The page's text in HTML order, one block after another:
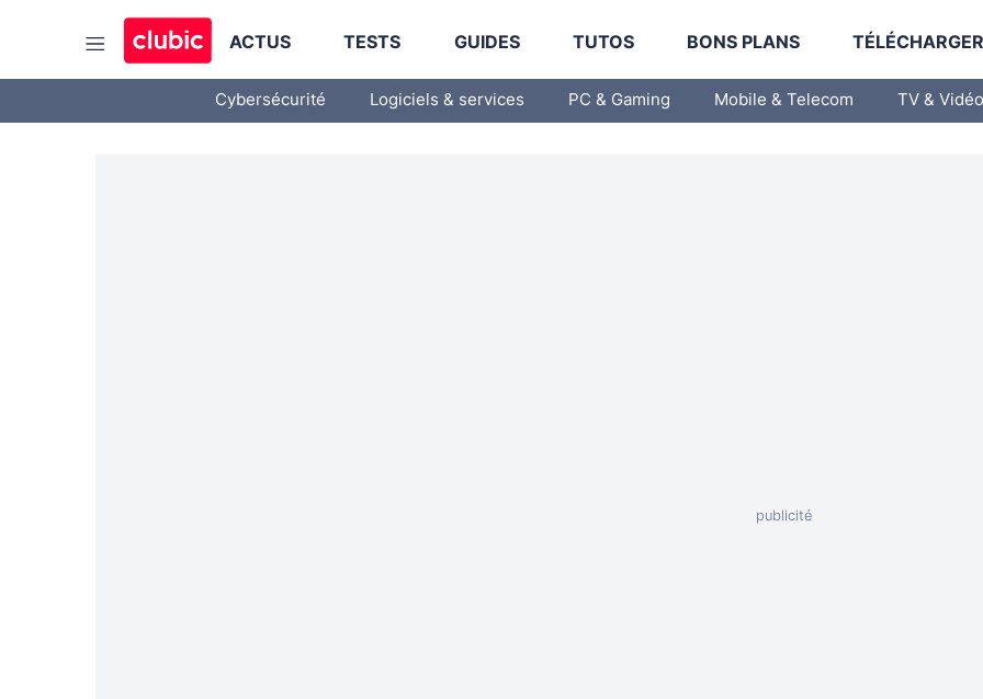
ACTUS TESTS GUIDES TUTOS BONS PLANS
Cybersécurité Logiciels & services PC & Gaming Mobile & Telecom TV & Vidéo